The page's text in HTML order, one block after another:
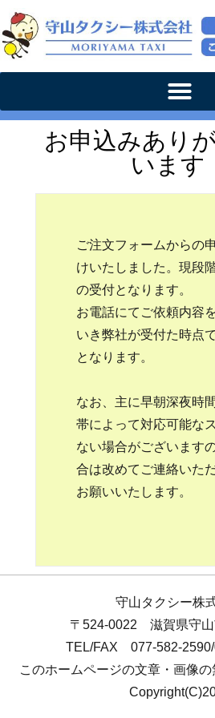
お申込みあり
います
ご注文フォームからの
けいたしました。現段
の受付となります。
お電話にてご依頼内容
いき弊社が受付た時点
となります。
なお、主に早朝深夜時
帯によって対応可能な
ない場合がございます
合は改めてご連絡いた
お願いいたします。
守山タクシー株
〒524-0022 滋賀県守山
TEL/FAX 077-582-2590/
このホームページの文章・画像の